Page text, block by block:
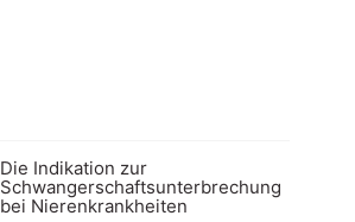
Die Indikation zur
Schwangerschaftsunterbrechung
bei Nierenkrankheiten